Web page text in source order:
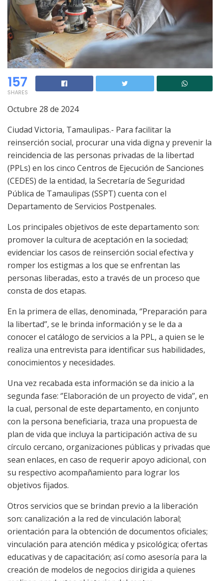
157
SHARES
Octubre 28 de 2024
Ciudad Victoria, Tamaulipas.- Para facilitar la
reinserción social, procurar una vida digna y prevenir la
reincidencia de las personas privadas de la libertad
(PPLs) en los cinco Centros de Ejecución de Sanciones
(CEDES) de la entidad, la Secretaría de Seguridad
Pública de Tamaulipas (SSPT) cuenta con el
Departamento de Servicios Postpenales.
Los principales objetivos de este departamento son:
promover la cultura de aceptación en la sociedad;
evidenciar los casos de reinserción social efectiva y
romper los estigmas a los que se enfrentan las
personas liberadas, esto a través de un proceso que
consta de dos etapas.
En la primera de ellas, denominada, ‘’Preparación para
la libertad’’, se le brinda información y se le da a
conocer el catálogo de servicios a la PPL, a quien se le
realiza una entrevista para identificar sus habilidades,
conocimientos y necesidades.
Una vez recabada esta información se da inicio a la
segunda fase: ‘’Elaboración de un proyecto de vida’’, en
la cual, personal de este departamento, en conjunto
con la persona beneficiaria, traza una propuesta de
plan de vida que incluya la participación activa de su
círculo cercano, organizaciones públicas y privadas que
sean enlaces, en caso de requerir apoyo adicional, con
su respectivo acompañamiento para lograr los
objetivos fijados.
Otros servicios que se brindan previo a la liberación
son: canalización a la red de vinculación laboral;
orientación para la obtención de documentos oficiales;
vinculación para atención médica y psicológica; ofertas
educativas y de capacitación; así como asesoría para la
creación de modelos de negocios dirigida a quienes